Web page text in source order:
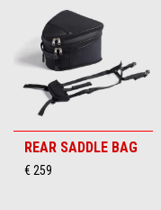
REAR SADDLE BAG
€ 259